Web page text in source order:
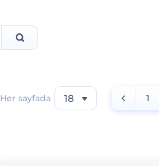
Her sayfada 18 1